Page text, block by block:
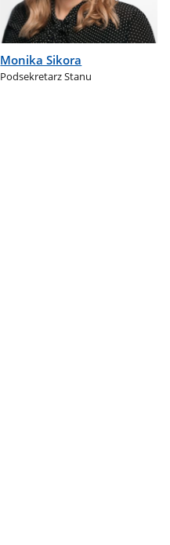
Monika Sikora
Podsekretarz Stanu